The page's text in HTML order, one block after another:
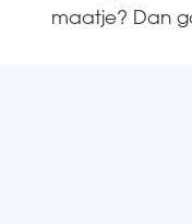
maatje? Dan